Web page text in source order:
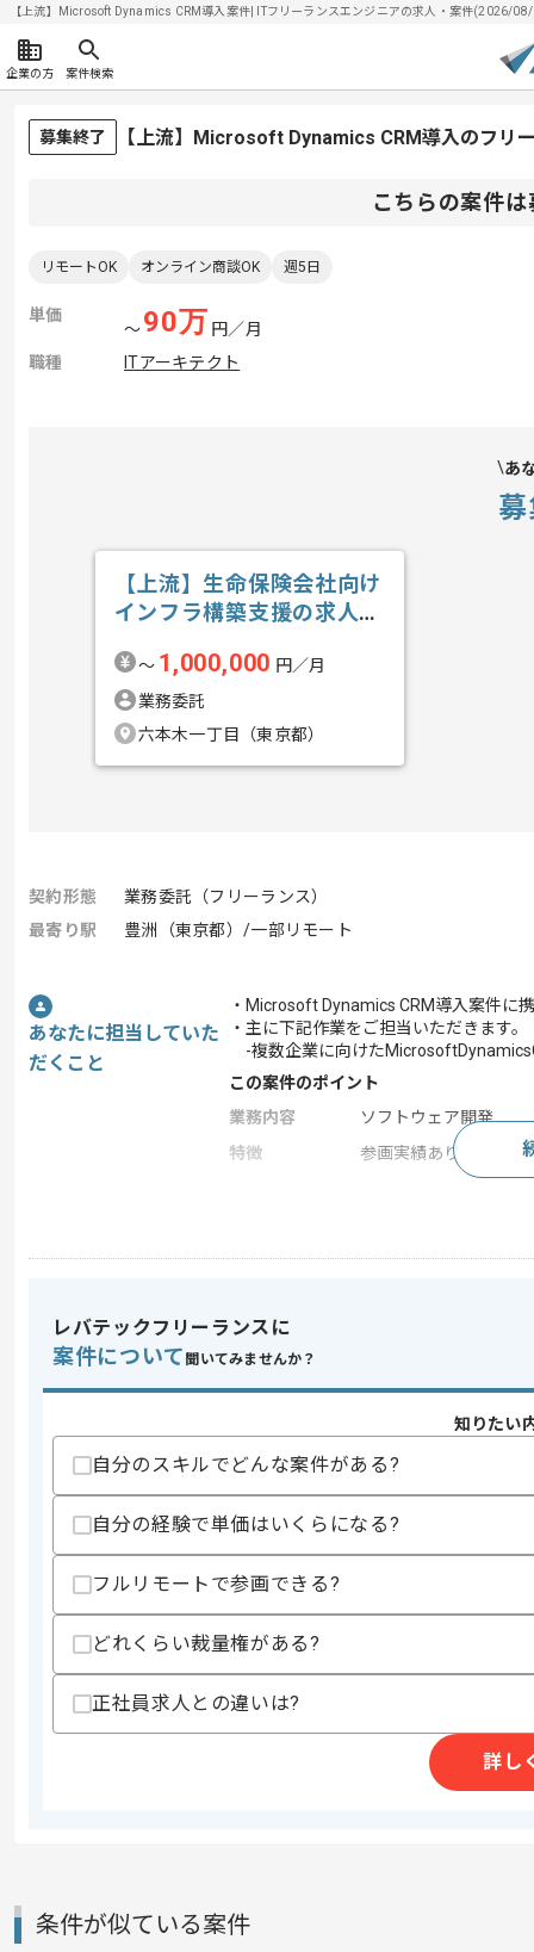
【上流】Microsoft Dynamics CRM導入案件| ITフリーランスエンジニアの求人・案件(2026/
企業の方 案件検索
募集終了 【上流】Microsoft Dynamics CRM導入のフリ
こちらの案件
リモートOK オンライン商談OK 週5日
単価
〜90万 円／月
職種
ITアーキテクト
あ
【上流】生命保険会社向け
インフラ構築支援の求人・
〜 1,000,000 円／月
業務委託
六本木一丁目（東京都）
契約形態
業務委託（フリーランス）
最寄り駅
豊洲（東京都）/一部リモート
あなたに担当していた
だくこと
・Microsoft Dynamics CRM導入案件に
・主に下記作業をご担当いただきます。
-複数企業に向けた
この案件のポイント
業務内容
ソフトウェア開発
特徴
参画実績あり , 上流工
その他募集要項
商談回数
2回
募集人数
2人
作業開始日
2025/08/01
エージェントからのコ
メント
レバテックでの実績がある企業の案件で
Microsoft Dynamics CRMの経験を活か
複数案件を保有している企業ですので、
ご経験と実績に応じてスライド案件の
レバテックフリーランスに
案件について 聞いてみませんか？
知りたい
自分のスキルでどんな案件がある?
自分の経験で単価はいくらになる?
フルリモートで参画できる?
どれくらい裁量権がある?
正社員求人との違いは?
詳し
条件が似ている案件